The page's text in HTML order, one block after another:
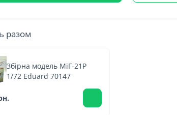
разом
Збірна модель МіГ-21Р
1/72 Eduard 70147